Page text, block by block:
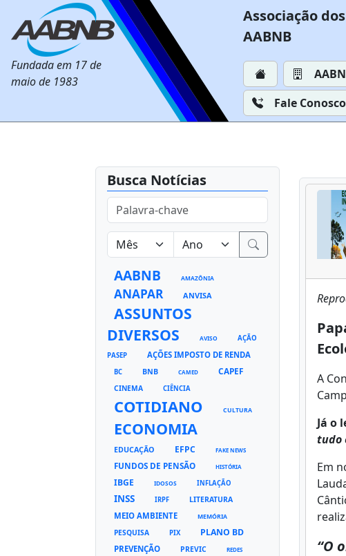
Fundada em 17 de
maio de 1983
Associação
AABNB
Fale Conosco
Busca Notícias
AABNB AMAZÔNIA
ANAPAR ANVISA
ASSUNTOS
DIVERSOS
AVISO
AÇÃO
PASEP
AÇÕES IMPOSTO DE RENDA
BC BNB CAMED CAPEF
CINEMA CIÊNCIA
COTIDIANO CULTURA
ECONOMIA
EDUCAÇÃO EFPC FAKE NEWS
FUNDOS DE PENSÃO HISTÓRIA
IBGE IDOSOS INFLAÇÃO
INSS IRPF LITERATURA
MEIO AMBIENTE MEMÓRIA
PESQUISA PIX PLANO BD
PREVENÇÃO PREVIC REDES
A
Já o
tudo
Em
“O